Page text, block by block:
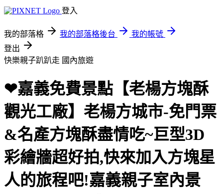
登入
我的部落格 我的部落格後台
我的帳號
登出
快樂親子趴趴走 國內旅遊
❤嘉義免費景點【老楊方塊酥
觀光工廠】老楊方城市-免門票
&名產方塊酥盡情吃~巨型3D
彩繪牆超好拍,快來加入方塊星
人的旅程吧!嘉義親子室內景